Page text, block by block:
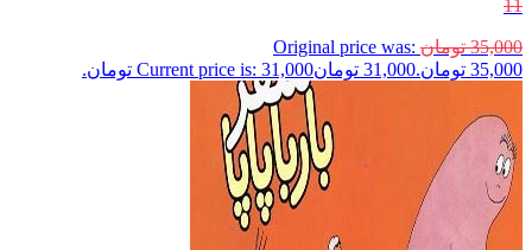
11
35,000 تومان Original price was:
35,000 تومان.
31,000 تومانCurrent price is: 31,000 تومان.